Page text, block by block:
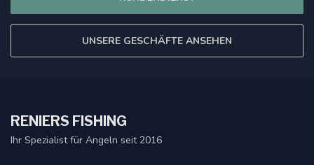
UNSERE GESCHÄFTE ANSEHEN
RENIERS FISHING
Ihr Spezialist für Angeln seit 2016